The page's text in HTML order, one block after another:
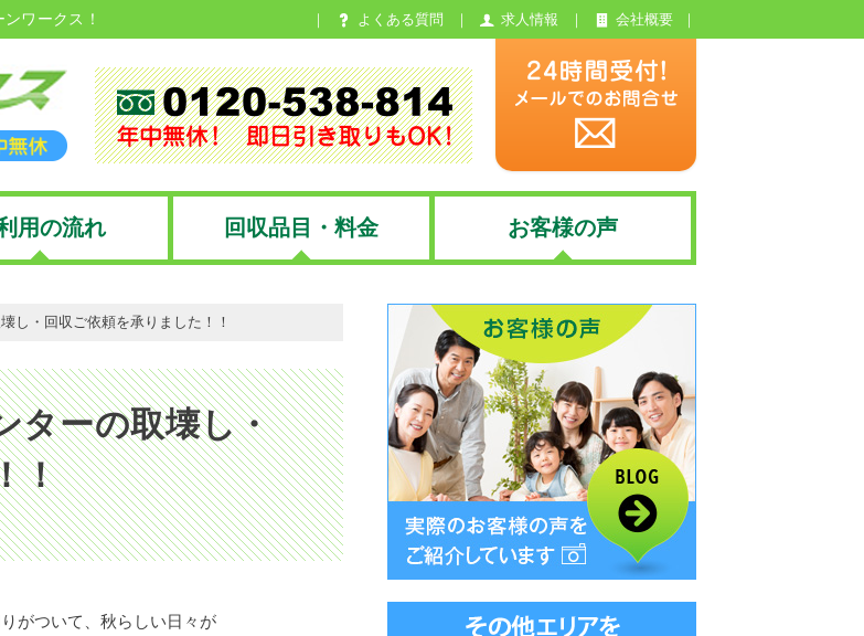
ワークス！ よくある質問 求人情報 会社概要
用の流れ 回収品目・料金 お客様の声
し・回収ご依頼を承りました！！
ターの取壊し・
！
がついて、秋らしい日々が